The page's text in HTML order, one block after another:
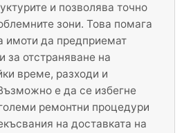
и позволява точно
зони. Това помага
имоти да предприемат
за отстраняване на
време, разходи и
е да се избегне
ремонтни процедури
на доставката на